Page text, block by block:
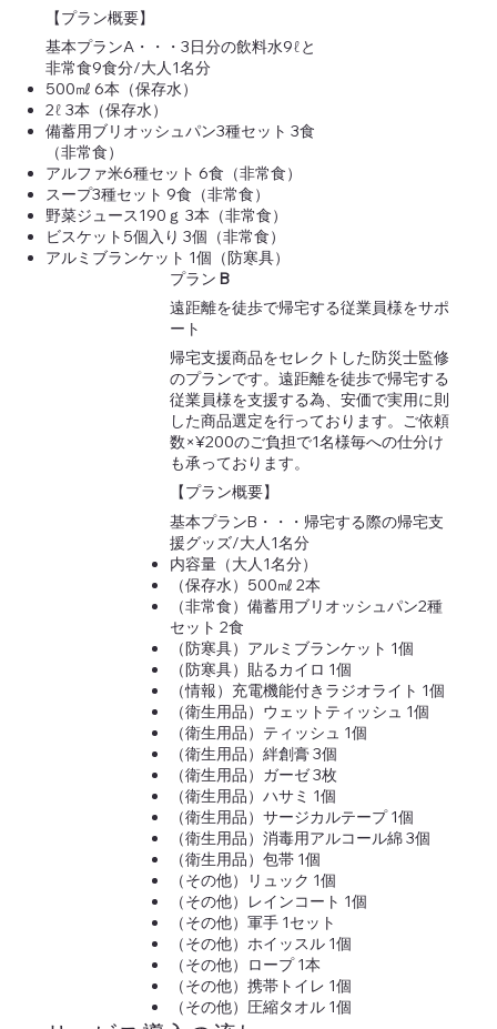
【プラン概要】
基本プランA・・・3日分の飲料水9ℓと
非常食9食分/大人1名分
500㎖ 6本（保存水）
2ℓ 3本（保存水）
備蓄用ブリオッシュパン3種セット 3食
（非常食）
アルファ米6種セット 6食（非常食）
スープ3種セット 9食（非常食）
野菜ジュース190ｇ 3本（非常食）
ビスケット5個入り 3個（非常食）
アルミブランケット 1個（防寒具）
プラン B
遠距離を徒歩で帰宅する従業員様をサポ
ート
帰宅支援商品をセレクトした防災士監修
のプランです。遠距離を徒歩で帰宅する
従業員様を支援する為、安価で実用に則
した商品選定を行っております。ご依頼
数×¥200のご負担で1名様毎への仕分け
も承っております。
【プラン概要】
基本プランB・・・帰宅する際の帰宅支
援グッズ/大人1名分
内容量（大人1名分）
（保存水）500㎖ 2本
（非常食）備蓄用ブリオッシュパン2種
セット 2食
（防寒具）アルミブランケット 1個
（防寒具）貼るカイロ 1個
（情報）充電機能付きラジオライト 1個
（衛生用品）ウェットティッシュ 1個
（衛生用品）ティッシュ 1個
（衛生用品）絆創膏 3個
（衛生用品）ガーゼ 3枚
（衛生用品）ハサミ 1個
（衛生用品）サージカルテープ 1個
（衛生用品）消毒用アルコール綿 3個
（衛生用品）包帯 1個
（その他）リュック 1個
（その他）レインコート 1個
（その他）軍手 1セット
（その他）ホイッスル 1個
（その他）ロープ 1本
（その他）携帯トイレ 1個
（その他）圧縮タオル 1個